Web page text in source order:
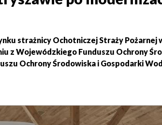
strażnicy Ochotniczej Straży
z Wojewódzkiego Funduszu Ochrony
Ochrony Środowiska i Gospodarki